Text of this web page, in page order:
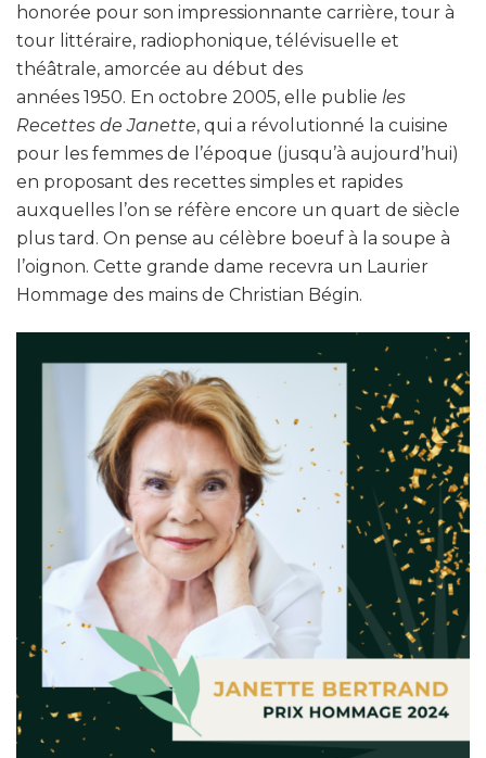
honorée pour son impressionnante carrière, tour à
tour littéraire, radiophonique, télévisuelle et
théâtrale, amorcée au début des
années 1950. En octobre 2005, elle publie les
Recettes de Janette, qui a révolutionné la cuisine
pour les femmes de l’époque (jusqu’à aujourd’hui)
en proposant des recettes simples et rapides
auxquelles l’on se réfère encore un quart de siècle
plus tard. On pense au célèbre boeuf à la soupe à
l’oignon. Cette grande dame recevra un Laurier
Hommage des mains de Christian Bégin.